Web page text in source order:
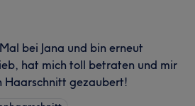
bei Jana und bin erneut
hat mich toll betraten und mir
Haarschnitt gezaubert!